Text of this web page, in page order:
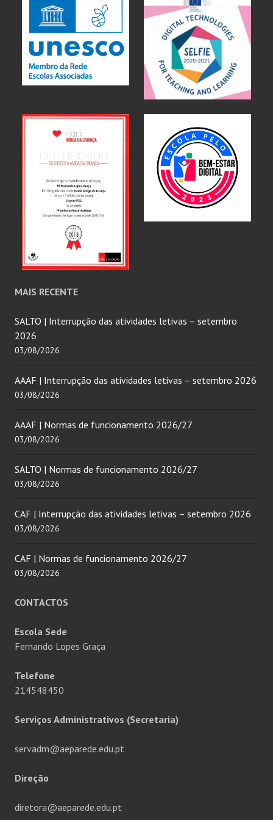
MAIS RECENTE
SALTO | Interrupção das atividades letivas – setembro
2026
03/08/2026
AAAF | Interrupção das atividades letivas – setembro 2026
03/08/2026
AAAF | Normas de funcionamento 2026/27
03/08/2026
SALTO | Normas de funcionamento 2026/27
03/08/2026
CAF | Interrupção das atividades letivas – setembro 2026
03/08/2026
CAF | Normas de funcionamento 2026/27
03/08/2026
CONTACTOS
Escola Sede
Fernando Lopes Graça
Telefone
214548450
Serviços Administrativos (Secretaria)
servadm@aeparede.edu.pt
Direção
diretora@aeparede.edu.pt